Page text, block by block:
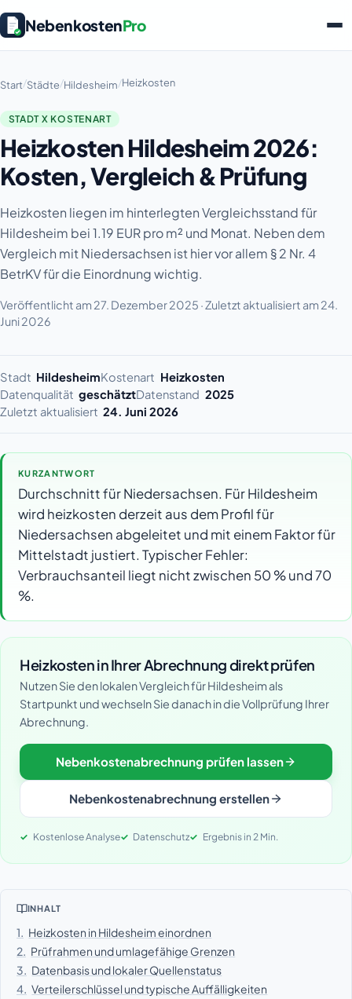
NebenkostenPro
Start/Städte/Hildesheim/Heizkosten
STADT X KOSTENART
Heizkosten Hildesheim 2026:
Kosten, Vergleich & Prüfung
Heizkosten liegen im hinterlegten Vergleichsstand für
Hildesheim bei 1.19 EUR pro m² und Monat. Neben dem
Vergleich mit Niedersachsen ist hier vor allem § 2 Nr. 4
BetrKV für die Einordnung wichtig.
Veröffentlicht am 27. Dezember 2025 · Zuletzt aktualisiert am 24.
Juni 2026
Stadt HildesheimKostenart Heizkosten
Datenqualität geschätztDatenstand 2025
Zuletzt aktualisiert 24. Juni 2026
KURZANTWORT
Durchschnitt für Niedersachsen. Für Hildesheim
wird heizkosten derzeit aus dem Profil für
Niedersachsen abgeleitet und mit einem Faktor für
Mittelstadt justiert. Typischer Fehler:
Verbrauchsanteil liegt nicht zwischen 50 % und 70
%.
Heizkosten in Ihrer Abrechnung direkt prüfen
Nutzen Sie den lokalen Vergleich für Hildesheim als
Startpunkt und wechseln Sie danach in die Vollprüfung Ihrer
Abrechnung.
Nebenkostenabrechnung prüfen lassen
Nebenkostenabrechnung erstellen
Kostenlose Analyse Datenschutz Ergebnis in 2 Min.
INHALT
1.
Heizkosten in Hildesheim einordnen
2.
Prüfrahmen und umlagefähige Grenzen
3.
Datenbasis und lokaler Quellenstatus
4. Verteilerschlüssel und typische Auffälligkeiten